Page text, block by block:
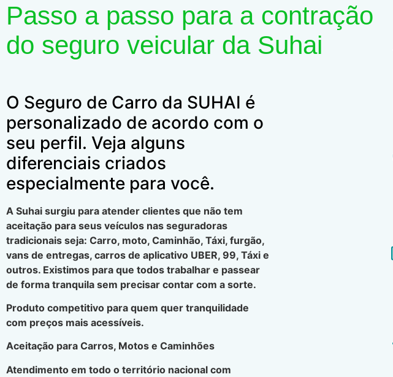
Passo a passo para a contração
do seguro veicular da Suhai
O Seguro de Carro da SUHAI é
personalizado de acordo com o
seu perfil. Veja alguns
diferenciais criados
especialmente para você.
A Suhai surgiu para atender clientes que não tem
aceitação para seus veículos nas seguradoras
tradicionais seja: Carro, moto, Caminhão, Táxi, furgão,
vans de entregas, carros de aplicativo UBER, 99, Táxi e
outros. Existimos para que todos trabalhar e passear
de forma tranquila sem precisar contar com a sorte.
Produto competitivo para quem quer tranquilidade
com preços mais acessíveis.
Aceitação para Carros, Motos e Caminhões
Atendimento em todo o território nacional com